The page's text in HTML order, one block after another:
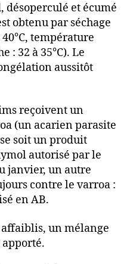
et écumé
obtenu par séchage
température
: 32 à 35°C). Le
aussitôt
reçoivent un
(un acarien parasite
soit un produit
autorisé par le
janvier, un autre
contre le varroa :
en AB.
un mélange
apporté.